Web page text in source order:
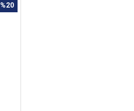
%20